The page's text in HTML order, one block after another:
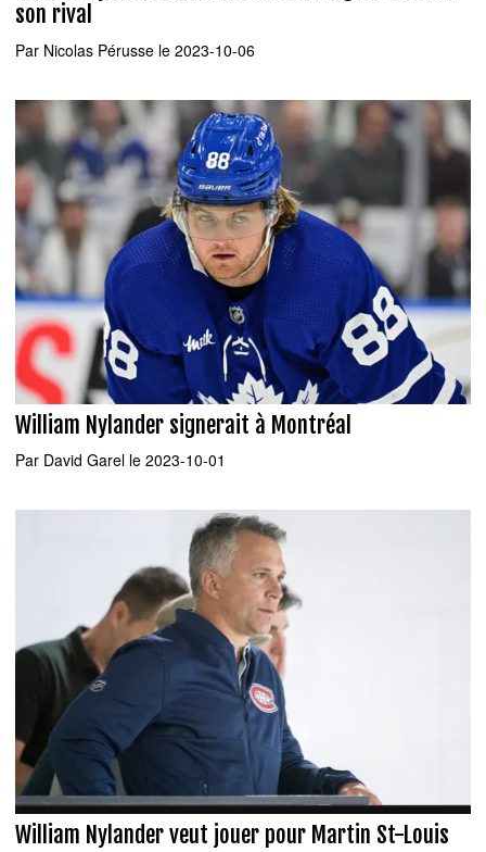
son rival
Par Nicolas Pérusse le 2023-10-06
William Nylander signerait à Montréal
Par David Garel le 2023-10-01
William Nylander veut jouer pour Martin St-Louis